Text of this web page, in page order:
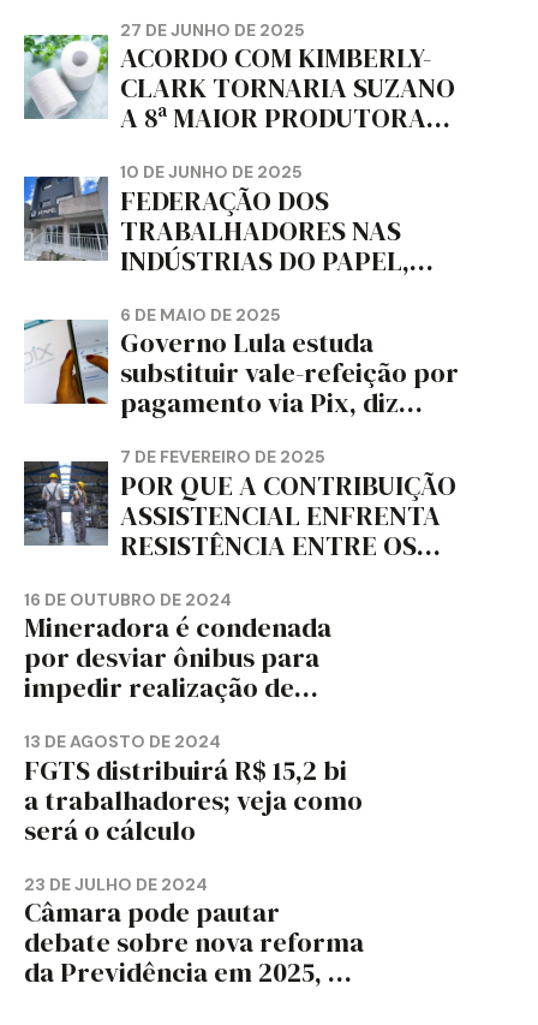
da dignidade sindical.
27 DE JUNHO DE 2025
ACORDO COM KIMBERLY-
CLARK TORNARIA SUZANO
A 8ª MAIOR PRODUTORA
MUNDO, DIZ FITCH
10 DE JUNHO DE 2025
FEDERAÇÃO DOS
TRABALHADORES NAS
INDÚSTRIAS DO PAPEL,
CORTIÇA E ARTEFATOS DE
PAPEL DO ESTADO DO
PARANÁ – FETRAPEL-PR
6 DE MAIO DE 2025
Governo Lula estuda
substituir vale-refeição por
pagamento via Pix, diz
7 DE FEVEREIRO DE 2025
POR QUE A CONTRIBUIÇÃO
ASSISTENCIAL ENFRENTA
RESISTÊNCIA ENTRE OS
16 DE OUTUBRO DE 2024
Mineradora é condenada
por desviar ônibus para
impedir realização de
13 DE AGOSTO DE 2024
FGTS distribuirá R$ 15,2 bi
a trabalhadores; veja como
será o cálculo
23 DE JULHO DE 2024
Câmara pode pautar
debate sobre nova reforma
da Previdência em 2025, diz